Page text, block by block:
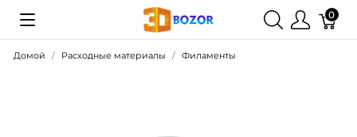
0
Домой Расходные материалы Филаменты